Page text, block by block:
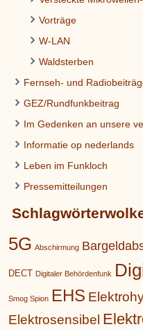
Vorträge
W-LAN
Waldsterben
Fernseh- und
GEZ/Rundfunkbeitrag
Im Gedenken an unsere
Informatie op nederlands
Leben im Funkloch
Pressemitteilungen
5G Abschirmung
DECT Digitaler Behördenfunk
Smog Spion EHS
Elektrosensibel